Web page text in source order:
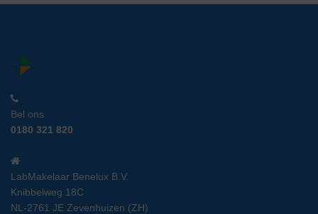
Bel ons
0180 321 820
LabMakelaar Benelux B.V.
Knibbelweg 18C
NL-2761 JE Zevenhuizen (ZH)